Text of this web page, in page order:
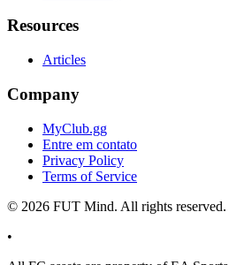
Resources
Articles
Company
MyClub.gg
Entre em contato
Privacy Policy
Terms of Service
© 2026 FUT Mind. All rights reserved.
•